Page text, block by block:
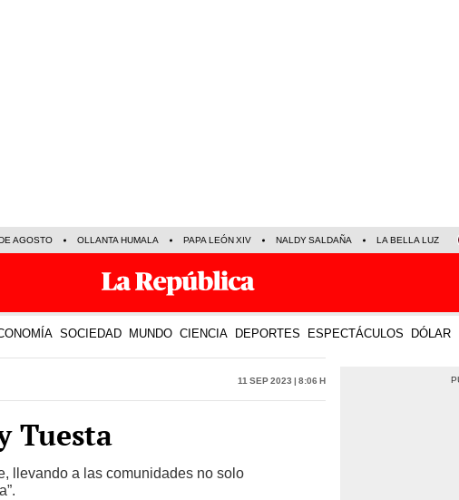
AGOSTO OLLANTA HUMALA PAPA LEÓN XIV NALDY SALDAÑA LA BELLA LUZ
SOCIEDAD MUNDO CIENCIA DEPORTES ESPECTÁCULOS DÓLAR
11 Sep 2023 | 8:06 h
Tuesta
llevando a las comunidades no solo